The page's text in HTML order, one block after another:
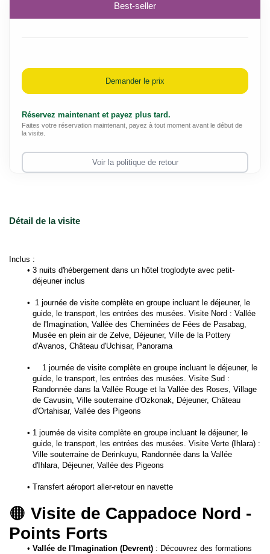
Détail de la visite
Inclus :
3 nuits d'hébergement dans un hôtel troglodyte avec petit-
déjeuner inclus
1 journée de visite complète en groupe incluant le déjeuner, le
guide, le transport, les entrées des musées. Visite Nord : Vallée
de l'Imagination, Vallée des Cheminées de Fées de Pasabag,
Musée en plein air de Zelve, Déjeuner, Ville de la Pottery
d'Avanos, Château d'Uchisar, Panorama
1 journée de visite complète en groupe incluant le déjeuner, le
guide, le transport, les entrées des musées. Visite Sud :
Randonnée dans la Vallée Rouge et la Vallée des Roses, Village
de Cavusin, Ville souterraine d'Ozkonak, Déjeuner, Château
d'Ortahisar, Vallée des Pigeons
1 journée de visite complète en groupe incluant le déjeuner, le
guide, le transport, les entrées des musées. Visite Verte (Ihlara) :
Ville souterraine de Derinkuyu, Randonnée dans la Vallée
d'Ihlara, Déjeuner, Vallée des Pigeons
Transfert aéroport aller-retour en navette
🟠 Visite de Cappadoce Nord -
Points Forts
Vallée de l'Imagination (Devrent) : Découvrez des formations
Best-seller
Demander le prix
Réservez maintenant et payez plus tard.
Faites votre réservation maintenant, payez à tout moment avant le début de
la visite.
Voir la politique de retour